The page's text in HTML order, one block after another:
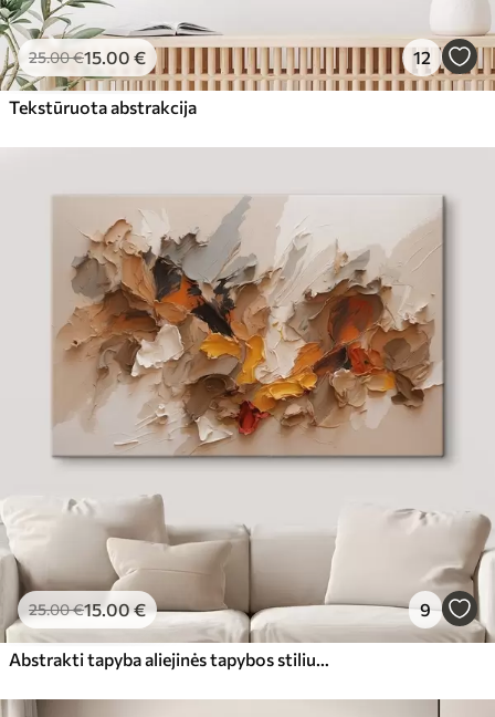
25.00€15.00 € 12
Tekstūruota abstrakcija
25.00€15.00€ 9
Abstrakti tapyba aliejinės tapybos stiliumi